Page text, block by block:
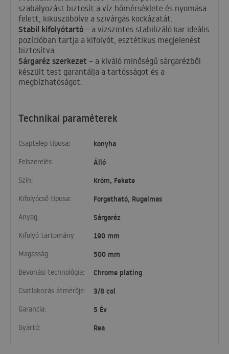
Technikai paraméterek
Csaptelep típusa: konyha
Felszerelés: Álló
Szín: Króm, Fekete
Kifolyócső típusa: Forgatható, Rugalmas
Anyag: Sárgaréz
Kifolyó tartomány 190 mm
Magasság 500 mm
Bevonási technológia: Chrome plating
Csatlakozás átmérője: 3/8 col
Garancia: 5 Év
Gyártó: Rea
szabályozást biztosít a víz hőmérséklete és nyomása
felett, kiküszöbölve a szivárgás kockázatát.
Stabil kifolyótartó – a vízszintes stabilizáló kar ideális
pozícióban tartja a kifolyót, esztétikus megjelenést
biztosítva.
Sárgaréz szerkezet – a kiváló minőségű sárgarézből
készült test garantálja a tartósságot és a
megbízhatóságot.